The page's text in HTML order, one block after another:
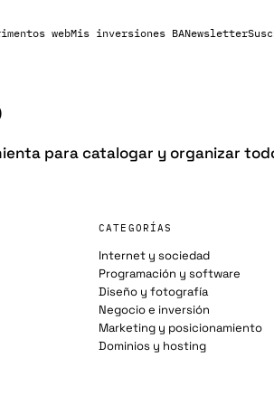
webMis inversiones BANewsletter
para catalogar y organizar
CATEGORÍAS
Internet y sociedad
Programación y software
Diseño y fotografía
Negocio e inversión
Marketing y posicionamiento
Dominios y hosting